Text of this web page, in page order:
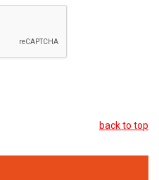
back to top